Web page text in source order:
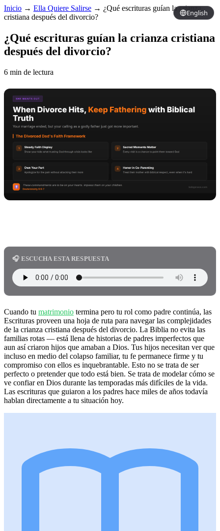
English
Inicio → Ella Quiere Salirse → ¿Qué escrituras guían la crianza
cristiana después del divorcio?
¿Qué escrituras guían la crianza cristiana
después del divorcio?
6 min de lectura
🎧 ESCUCHA ESTA RESPUESTA
Cuando tu matrimonio termina pero tu rol como padre continúa, las
Escrituras proveen una hoja de ruta para navegar las complejidades
de la crianza cristiana después del divorcio. La Biblia no evita las
familias rotas — está llena de historias de padres imperfectos que
aun así criaron hijos que amaban a Dios. Tus hijos necesitan ver que
incluso en medio del colapso familiar, tu fe permanece firme y tu
compromiso con ellos es inquebrantable. Esto no se trata de ser
perfecto o pretender que todo está bien. Se trata de modelar cómo se
ve confiar en Dios durante las temporadas más difíciles de la vida.
Las escrituras que guiaron a los padres hace miles de años todavía
hablan directamente a tu situación hoy.